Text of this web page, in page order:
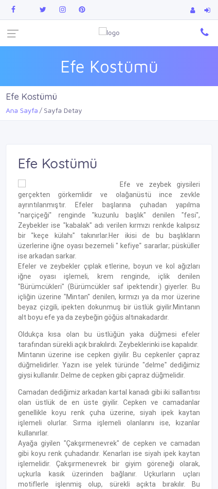
Efe Kostümü
Efe Kostümü
Ana Sayfa Sayfa Detay
Efe Kostümü
Efe ve zeybek giysileri
gerçekten görkemlidir ve olağanüstü ince zevkle
ayrıntılanmıştır. Efeler başlarına çuhadan yapılma
"narçiçeği" renginde "kuzunlu başlık" denilen "fesi",
Zeybekler ise "kabalak" adı verilen kırmızı renkde kalıpsız
bir "keçe külahı" takınırlar.Her ikisi de bu başlıkların
üzerlerine iğne oyası bezemeli " kefiye" sararlar; püsküller
ise arkadan sarkar.
Efeler ve zeybekler çıplak etlerine, boyun ve kol ağızları
iğne oyası işlemeli, krem renginde, içlik denilen
"Bürümcükleri" (Bürümcükler saf ipektendir.) giyerler. Bu
içliğin üzerine "Mintan" denilen, kırmızı ya da mor üzerine
beyaz çizgili, ipekten dokunmuş bir üstlük giyilir.Mintanın
alt boyu efe ya da zeybeğin göğüs altınakadardır.
Oldukça kısa olan bu üstlüğün yaka düğmesi efeler
tarafından sürekli açık bırakılırdı. Zeybeklerinki ise kapalıdır.
Mintanın üzerine ise cepken giyilir. Bu cepkenler çapraz
düğmelidirler. Yazın ise yelek türünde "delme" dediğimiz
giysi kullanılır. Delme de cepken gibi çapraz düğmelidir.
Camadan dediğimiz arkadan kartal kanadı gibi iki sallantısı
olan üstlük de en üste giyilir. Cepken ve camadanlar
genellikle koyu renk çuha üzerine, siyah ipek kaytan
işlemeli olurlar. Sırma işlemeli olanlarını ise, kızanlar
kullanırlar.
Ayağa giyilen "Çakşırmenevrek" de cepken ve camadan
gibi koyu renk çuhadandır. Kenarları ise siyah ipek kaytan
işlemelidir. Çakşırmenevrek bir giyim göreneği olarak,
uçkurla kasık üzerinden bağlanır. Uçkurların uçları
motiflerle işlenmiş olup, sürekli açıkta bırakılır. Bu